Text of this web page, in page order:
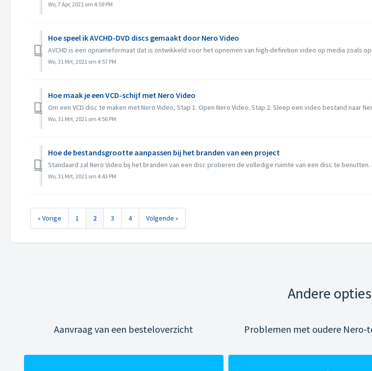
Wo, 7 Apr, 2021 om 4:59 PM
Hoe speel ik AVCHD-DVD discs gemaakt door Nero Video
AVCHD is een opnameformaat dat is ontwikkeld voor het opnemen van high-definition video op media zoals
Wo, 31 Mrt, 2021 om 4:57 PM
Hoe maak je een VCD-schijf met Nero Video
Om een VCD disc te maken met Nero Video, Stap 1. Open Nero Video. Stap 2. Sleep een video bestand naar
Wo, 31 Mrt, 2021 om 4:56 PM
Hoe de bestandsgrootte aanpassen bij het branden van een project
Standaard zal Nero Video bij het branden van een disc proberen de volledige ruimte van een disc te
Wo, 31 Mrt, 2021 om 4:43 PM
« Vorige 1 2 3 4 Volgende »
Andere opties
Aanvraag van een besteloverzicht Problemen met oudere Nero-